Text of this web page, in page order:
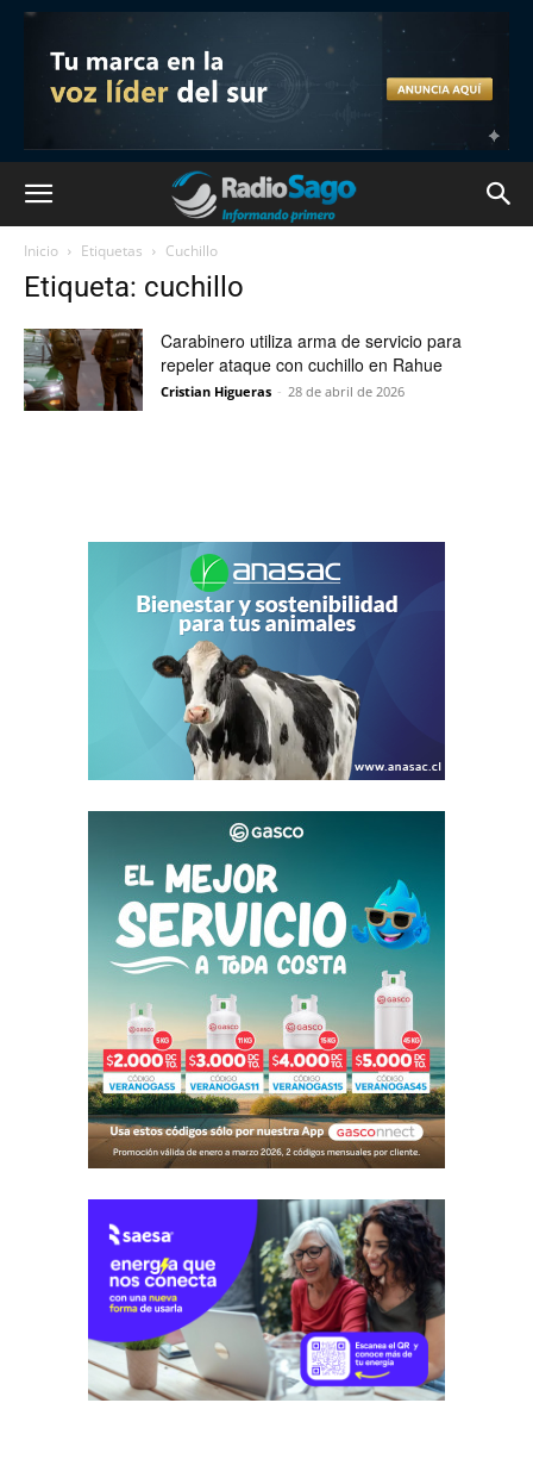
Inicio Etiquetas Cuchillo
Etiqueta: cuchillo
Carabinero utiliza arma de servicio para
repeler ataque con cuchillo en Rahue
Cristian Higueras - 28 de abril de 2026